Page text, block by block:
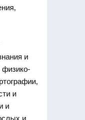
и
физико-
и
и
и